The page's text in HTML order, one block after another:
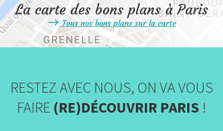
La carte des bons plans à Paris
Tous nos bons plans sur la carte
RESTEZ AVEC NOUS, ON VA VOUS
FAIRE (RE)DÉCOUVRIR PARIS !